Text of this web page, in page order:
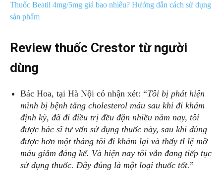
Thuốc Beatil 4mg/5mg giá bao nhiêu? Hướng dẫn cách sử dụng
sản phẩm
Review thuốc Crestor từ người
dùng
Bác Hoa, tại Hà Nội có nhận xét: “Tôi bị phát hiện
mình bị bệnh tăng cholesterol máu sau khi đi khám
định kỳ, đã đi điều trị đều đặn nhiều năm nay, tôi
được bác sĩ tư vấn sử dụng thuốc này, sau khi dùng
được hơn một tháng tôi đi khám lại và thấy tỉ lệ mỡ
máu giảm đáng kể. Và hiện nay tôi vẫn đang tiếp tục
sử dụng thuốc. Đây đúng là một loại thuốc tốt.”